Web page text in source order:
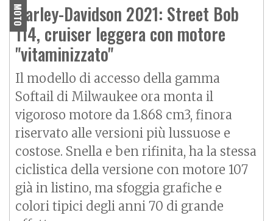
MOTO
Harley-Davidson 2021: Street Bob
114, cruiser leggera con motore
"vitaminizzato"
Il modello di accesso della gamma
Softail di Milwaukee ora monta il
vigoroso motore da 1.868 cm3, finora
riservato alle versioni più lussuose e
costose. Snella e ben rifinita, ha la stessa
ciclistica della versione con motore 107
già in listino, ma sfoggia grafiche e
colori tipici degli anni 70 di grande